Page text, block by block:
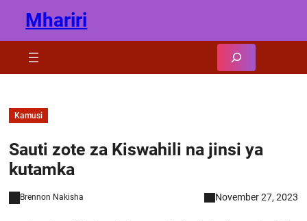
content
Mhariri
Kamusi
Sauti zote za Kiswahili na jinsi ya
kutamka
Brennon Nakisha November 27, 2023